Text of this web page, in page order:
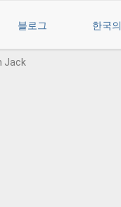
블로그 한국의
Jack